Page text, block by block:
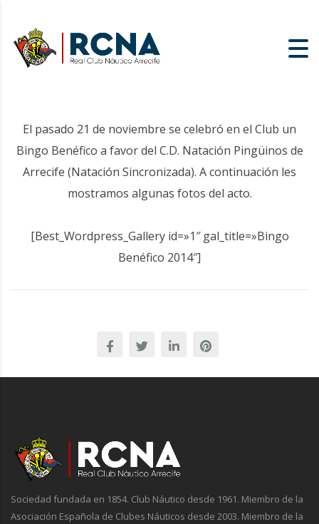
El pasado 21 de noviembre se celebró en el Club un
Bingo Benéfico a favor del C.D. Natación Pingüinos de
Arrecife (Natación Sincronizada). A continuación les
mostramos algunas fotos del acto.
[Best_Wordpress_Gallery id=»1″ gal_title=»Bingo
Benéfico 2014″]
Sociedad fundada en 1854. Club Náutico desde 1961. Miembro de la
Asociación Española de Clubes Náuticos desde 2003. Miembro de la